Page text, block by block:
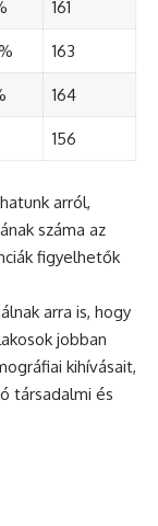
161
163
164
156
arról,
száma az
figyelhetők
arra is, hogy
jobban
kihívásait,
társadalmi és